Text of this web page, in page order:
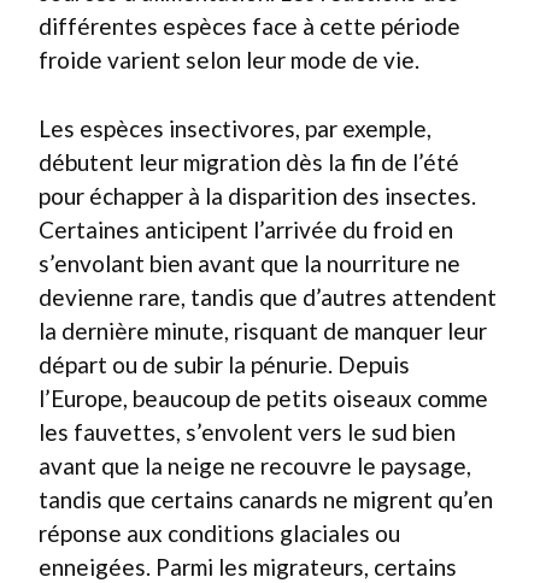
différentes espèces face à cette période
froide varient selon leur mode de vie.
Les espèces insectivores, par exemple,
débutent leur migration dès la fin de l’été
pour échapper à la disparition des insectes.
Certaines anticipent l’arrivée du froid en
s’envolant bien avant que la nourriture ne
devienne rare, tandis que d’autres attendent
la dernière minute, risquant de manquer leur
départ ou de subir la pénurie. Depuis
l’Europe, beaucoup de petits oiseaux comme
les fauvettes, s’envolent vers le sud bien
avant que la neige ne recouvre le paysage,
tandis que certains canards ne migrent qu’en
réponse aux conditions glaciales ou
enneigées. Parmi les migrateurs, certains